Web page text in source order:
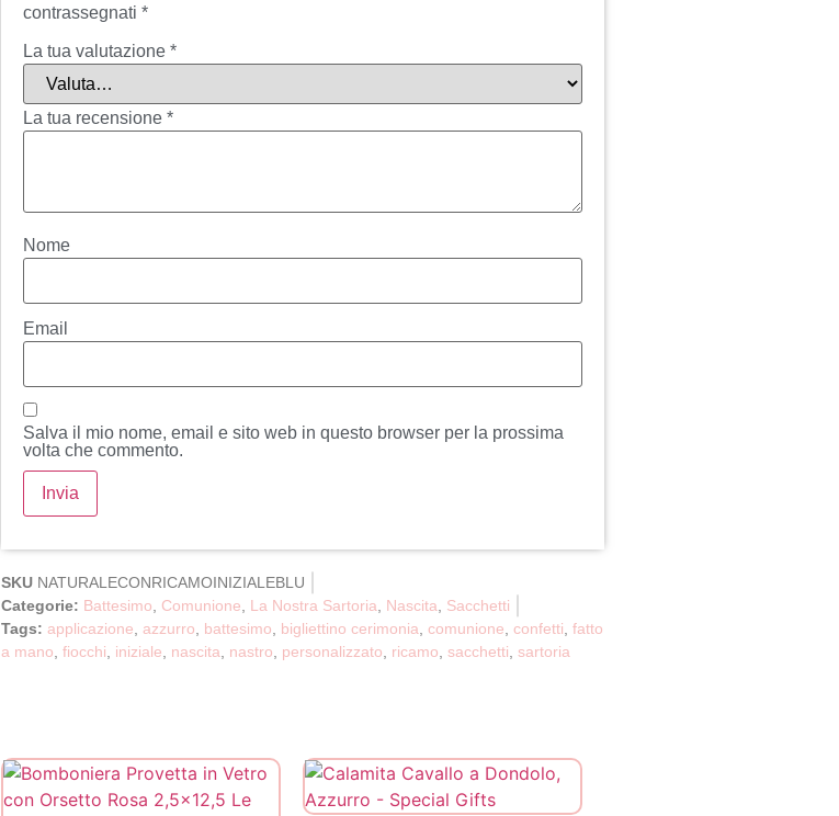
contrassegnati *
La tua valutazione *
La tua recensione *
Nome
Email
Salva il mio nome, email e sito web in questo browser per la prossima
volta che commento.
SKU NATURALECONRICAMOINIZIALEBLU
Categorie: Battesimo Comunione La Nostra Sartoria Nascita
Sacchetti
Tags: applicazione azzurro battesimo bigliettino cerimonia comunione confetti fatto
a mano fiocchi iniziale nascita nastro personalizzato ricamo sacchetti sartoria